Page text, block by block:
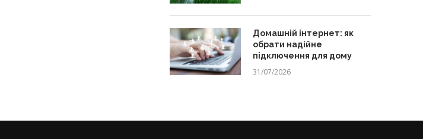
Домашній інтернет: як
обрати надійне
підключення для дому
31/07/2026